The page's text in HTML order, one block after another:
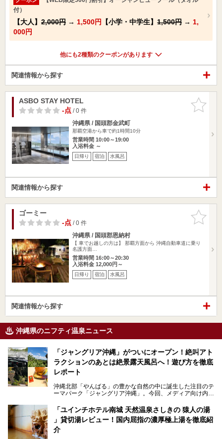
付）
【大人】 2,000円 → 1,500円 【小学・中学生】 1,500円 → 1,
000円
他にも2種類のクーポンがあります
関連情報から探す
お気に入
りに追加
ASBO STAY HOTEL
-点/ 0 件
沖縄県 / 国頭郡金武町
那覇空港から車で約1時間10分
営業時間 10:00～19:00
入浴料金 ～
日帰り 宿泊 水風呂
関連情報から探す
お気に入
りに追加
ゴーミー
-点/ 0 件
沖縄県 / 国頭郡恩納村
【 車でお越しの方は】 那覇方面から 沖縄自動車道に乗り
名護方面…
営業時間 16:00～20:30
入浴料金 12,000円～
日帰り 宿泊 水風呂
関連情報から探す
沖縄県のニフティ温泉ニュース
「ジャングリア沖縄」がついにオープン！絶叫アト
ラクションのあとは絶景露天風呂へ！遊び方を徹底
レポート
沖縄北部「やんばる」の豊かな自然の中に誕生した注目のテ
ーマパーク「ジャングリア沖縄」。今回、メディア向け内覧
グリアの全貌をお届けすべく、見どころや料金、アクセス方
法まで徹底解説していきます。
「ユインチホテル南城 天然温泉さしきの 猿人の湯
」貸切湯レビュー！国内屈指の濃厚極上湯を徹底紹
介